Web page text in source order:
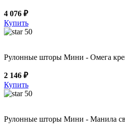
4 076 ₽
Купить
50
Рулонные шторы Мини - Омега
2 146 ₽
Купить
50
Рулонные шторы Мини - Манила